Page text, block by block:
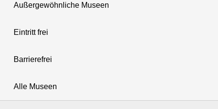
Außergewöhnliche Museen
Eintritt frei
Barrierefrei
Alle Museen